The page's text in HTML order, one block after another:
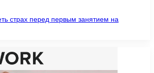
страх перед первым занятием на